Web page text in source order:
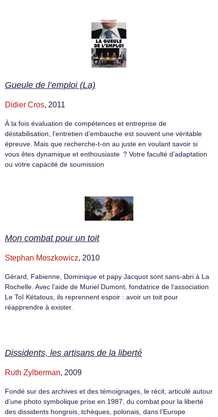
Gueule de l’emploi (La)
Didier Cros, 2011
À la fois évaluation de compétences et entreprise de
déstabilisation, l’entretien d’embauche est souvent une véritable
épreuve. Mais que recherche-t-on au juste en voulant savoir si
vous êtes dynamique et enthousiaste ? Votre faculté d’adaptation
ou votre capacité de soumission
Mon combat pour un toit
Stephan Moszkowicz, 2010
Gérard, Fabienne, Dominique et papy Jacquot sont sans-abri à La
Rochelle. Avec l’aide de Muriel Dumont, fondatrice de l’association
Le Toî Kétatous, ils reprennent espoir : avoir un toit pour
réapprendre à exister.
Dissidents, les artisans de la liberté
Ruth Zylberman, 2009
Fondé sur des archives et des témoignages, le récit, articulé autour
d’une photo symbolique prise en 1987, du combat pour la liberté
des dissidents hongrois, tchèques, polonais, dans l’Europe